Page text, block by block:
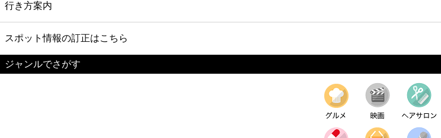
行き方案内
スポット情報の訂正はこちら
ジャンルでさがす